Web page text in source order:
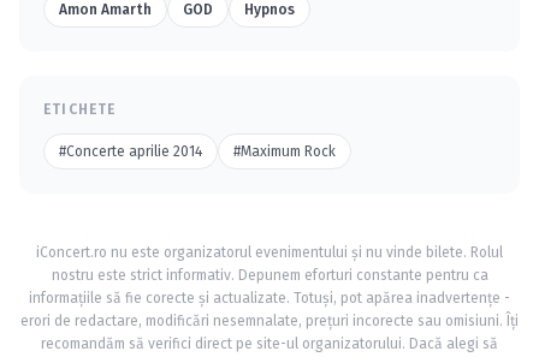
Amon Amarth GOD Hypnos
ETICHETE
#Concerte aprilie 2014 #Maximum Rock
iConcert.ro nu este organizatorul evenimentului și nu vinde bilete. Rolul
nostru este strict informativ. Depunem eforturi constante pentru ca
informațiile să fie corecte și actualizate. Totuși, pot apărea inadvertențe -
erori de redactare, modificări nesemnalate, prețuri incorecte sau omisiuni. Îți
recomandăm să verifici direct pe site-ul organizatorului. Dacă alegi să